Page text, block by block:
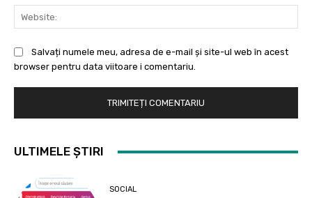
Salvați numele meu, adresa de e-mail și site-ul web în acest
browser pentru data viitoare i comentariu.
ULTIMELE ȘTIRI
SOCIAL